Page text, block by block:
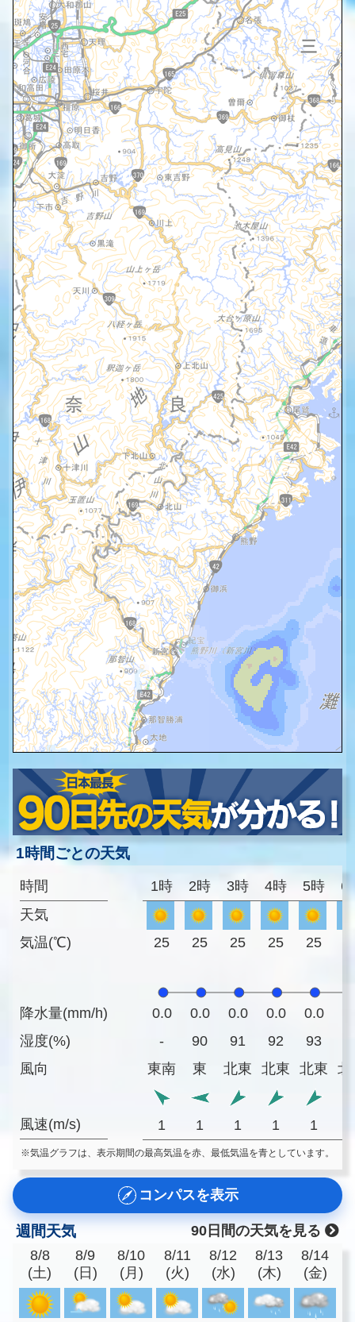
1時間ごとの天気
時間
天気
気温(℃)
降水量(mm/h)
湿度(%)
風向
風速(m/s)
1時 2時 3時 4時 5時 6
25 25 25 25 25
0.0 0.0 0.0 0.0 0.0
-
90 91 92 93
東南
東 北東 北東 北東 北
1 1 1 1 1
※気温グラフは、表示期間の最高気温を赤、最低気温を青としています。
コンパスを表示
週間天気
90日間の天気を見る
8/8
(土)
8/9
(日)
8/10
(月)
8/11
(火)
8/12
(水)
8/13
(木)
8/14
(金)